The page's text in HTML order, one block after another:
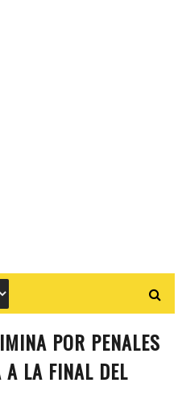
POR PENALES
A LA FINAL DEL